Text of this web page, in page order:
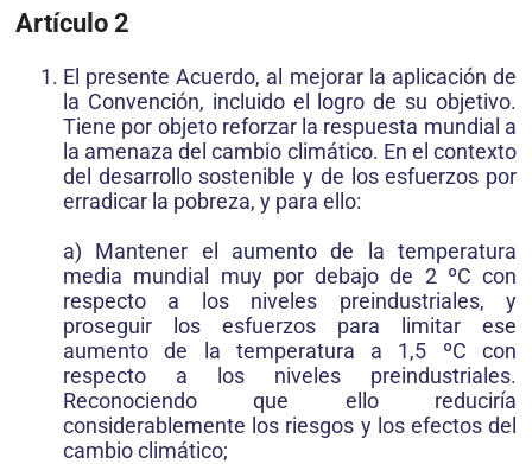
Artículo 2
El presente Acuerdo, al mejorar la aplicación de
la Convención, incluido el logro de su objetivo.
Tiene por objeto reforzar la respuesta mundial a
la amenaza del cambio climático. En el contexto
del desarrollo sostenible y de los esfuerzos por
erradicar la pobreza, y para ello:
a) Mantener el aumento de la temperatura
media mundial muy por debajo de 2 ºC con
respecto a los niveles preindustriales, y
proseguir los esfuerzos para limitar ese
aumento de la temperatura a 1,5 ºC con
respecto a los niveles preindustriales.
Reconociendo que ello reduciría
considerablemente los riesgos y los efectos del
cambio climático;